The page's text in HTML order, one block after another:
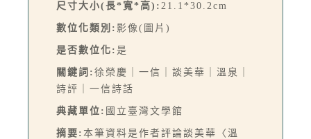
尺寸大小(長*寬*高): 21.1*30.2cm
數位化類別: 影像(圖片)
是否數位化: 是
關鍵詞: 徐榮慶｜一信｜談美華｜溫泉｜
詩評｜一信詩話
典藏單位: 國立臺灣文學館
摘要: 本筆資料是作者評論談美華〈溫